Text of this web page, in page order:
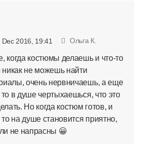
Dec 2016, 19:41 Ольга К.
когда костюмы делаешь и что-то
никак не можешь найти
очень нервничаешь, а еще
в душе чертыхаешься, что это
Но когда костюм готов, и
на душе становится приятно,
не напрасны 😀